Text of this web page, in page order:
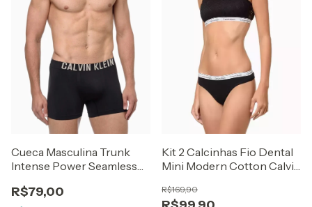
Cueca Masculina Trunk
Intense Power Seamless
UNDERWEAR Preto
R$79,00
Kit 2 Calcinhas Fio Dental
Mini Modern Cotton Calvin
Branco
R$169,90